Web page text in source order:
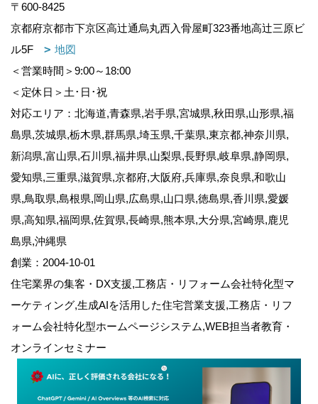
〒600-8425
京都府京都市下京区高辻通烏丸西入骨屋町323番地高辻三原ビ
ル5F
地図
＜営業時間＞9:00～18:00
＜定休日＞土･日･祝
対応エリア：北海道,青森県,岩手県,宮城県,秋田県,山形県,福
島県,茨城県,栃木県,群馬県,埼玉県,千葉県,東京都,神奈川県,
新潟県,富山県,石川県,福井県,山梨県,長野県,岐阜県,静岡県,
愛知県,三重県,滋賀県,京都府,大阪府,兵庫県,奈良県,和歌山
県,鳥取県,島根県,岡山県,広島県,山口県,徳島県,香川県,愛媛
県,高知県,福岡県,佐賀県,長崎県,熊本県,大分県,宮崎県,鹿児
島県,沖縄県
創業：2004-10-01
住宅業界の集客・DX支援,工務店・リフォーム会社特化型マ
ーケティング,生成AIを活用した住宅営業支援,工務店・リフ
ォーム会社特化型ホームページシステム,WEB担当者教育・
オンラインセミナー